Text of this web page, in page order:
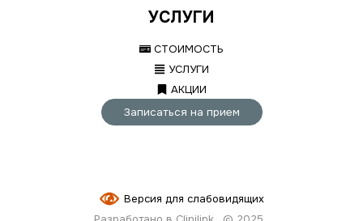
УСЛУГИ
СТОИМОСТЬ
УСЛУГИ
АКЦИИ
Записаться на прием
Версия для слабовидящих